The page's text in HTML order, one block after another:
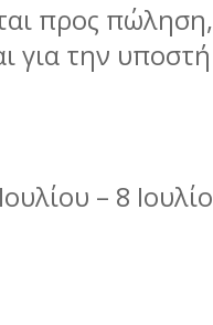
προς
για την
– 8